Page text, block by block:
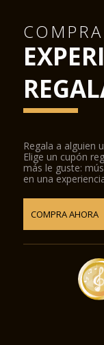
Regala a alguien
Elige un cupón
más le guste:
en una
COMPRA AHORA